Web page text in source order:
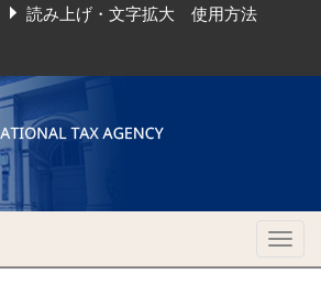
読み上げ・文字拡大 使用方法